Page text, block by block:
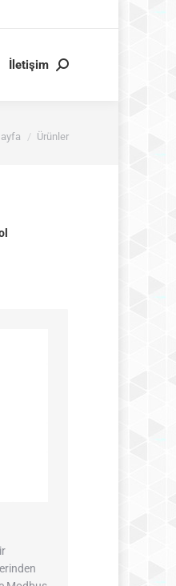
İletişim Search:
Ürünler